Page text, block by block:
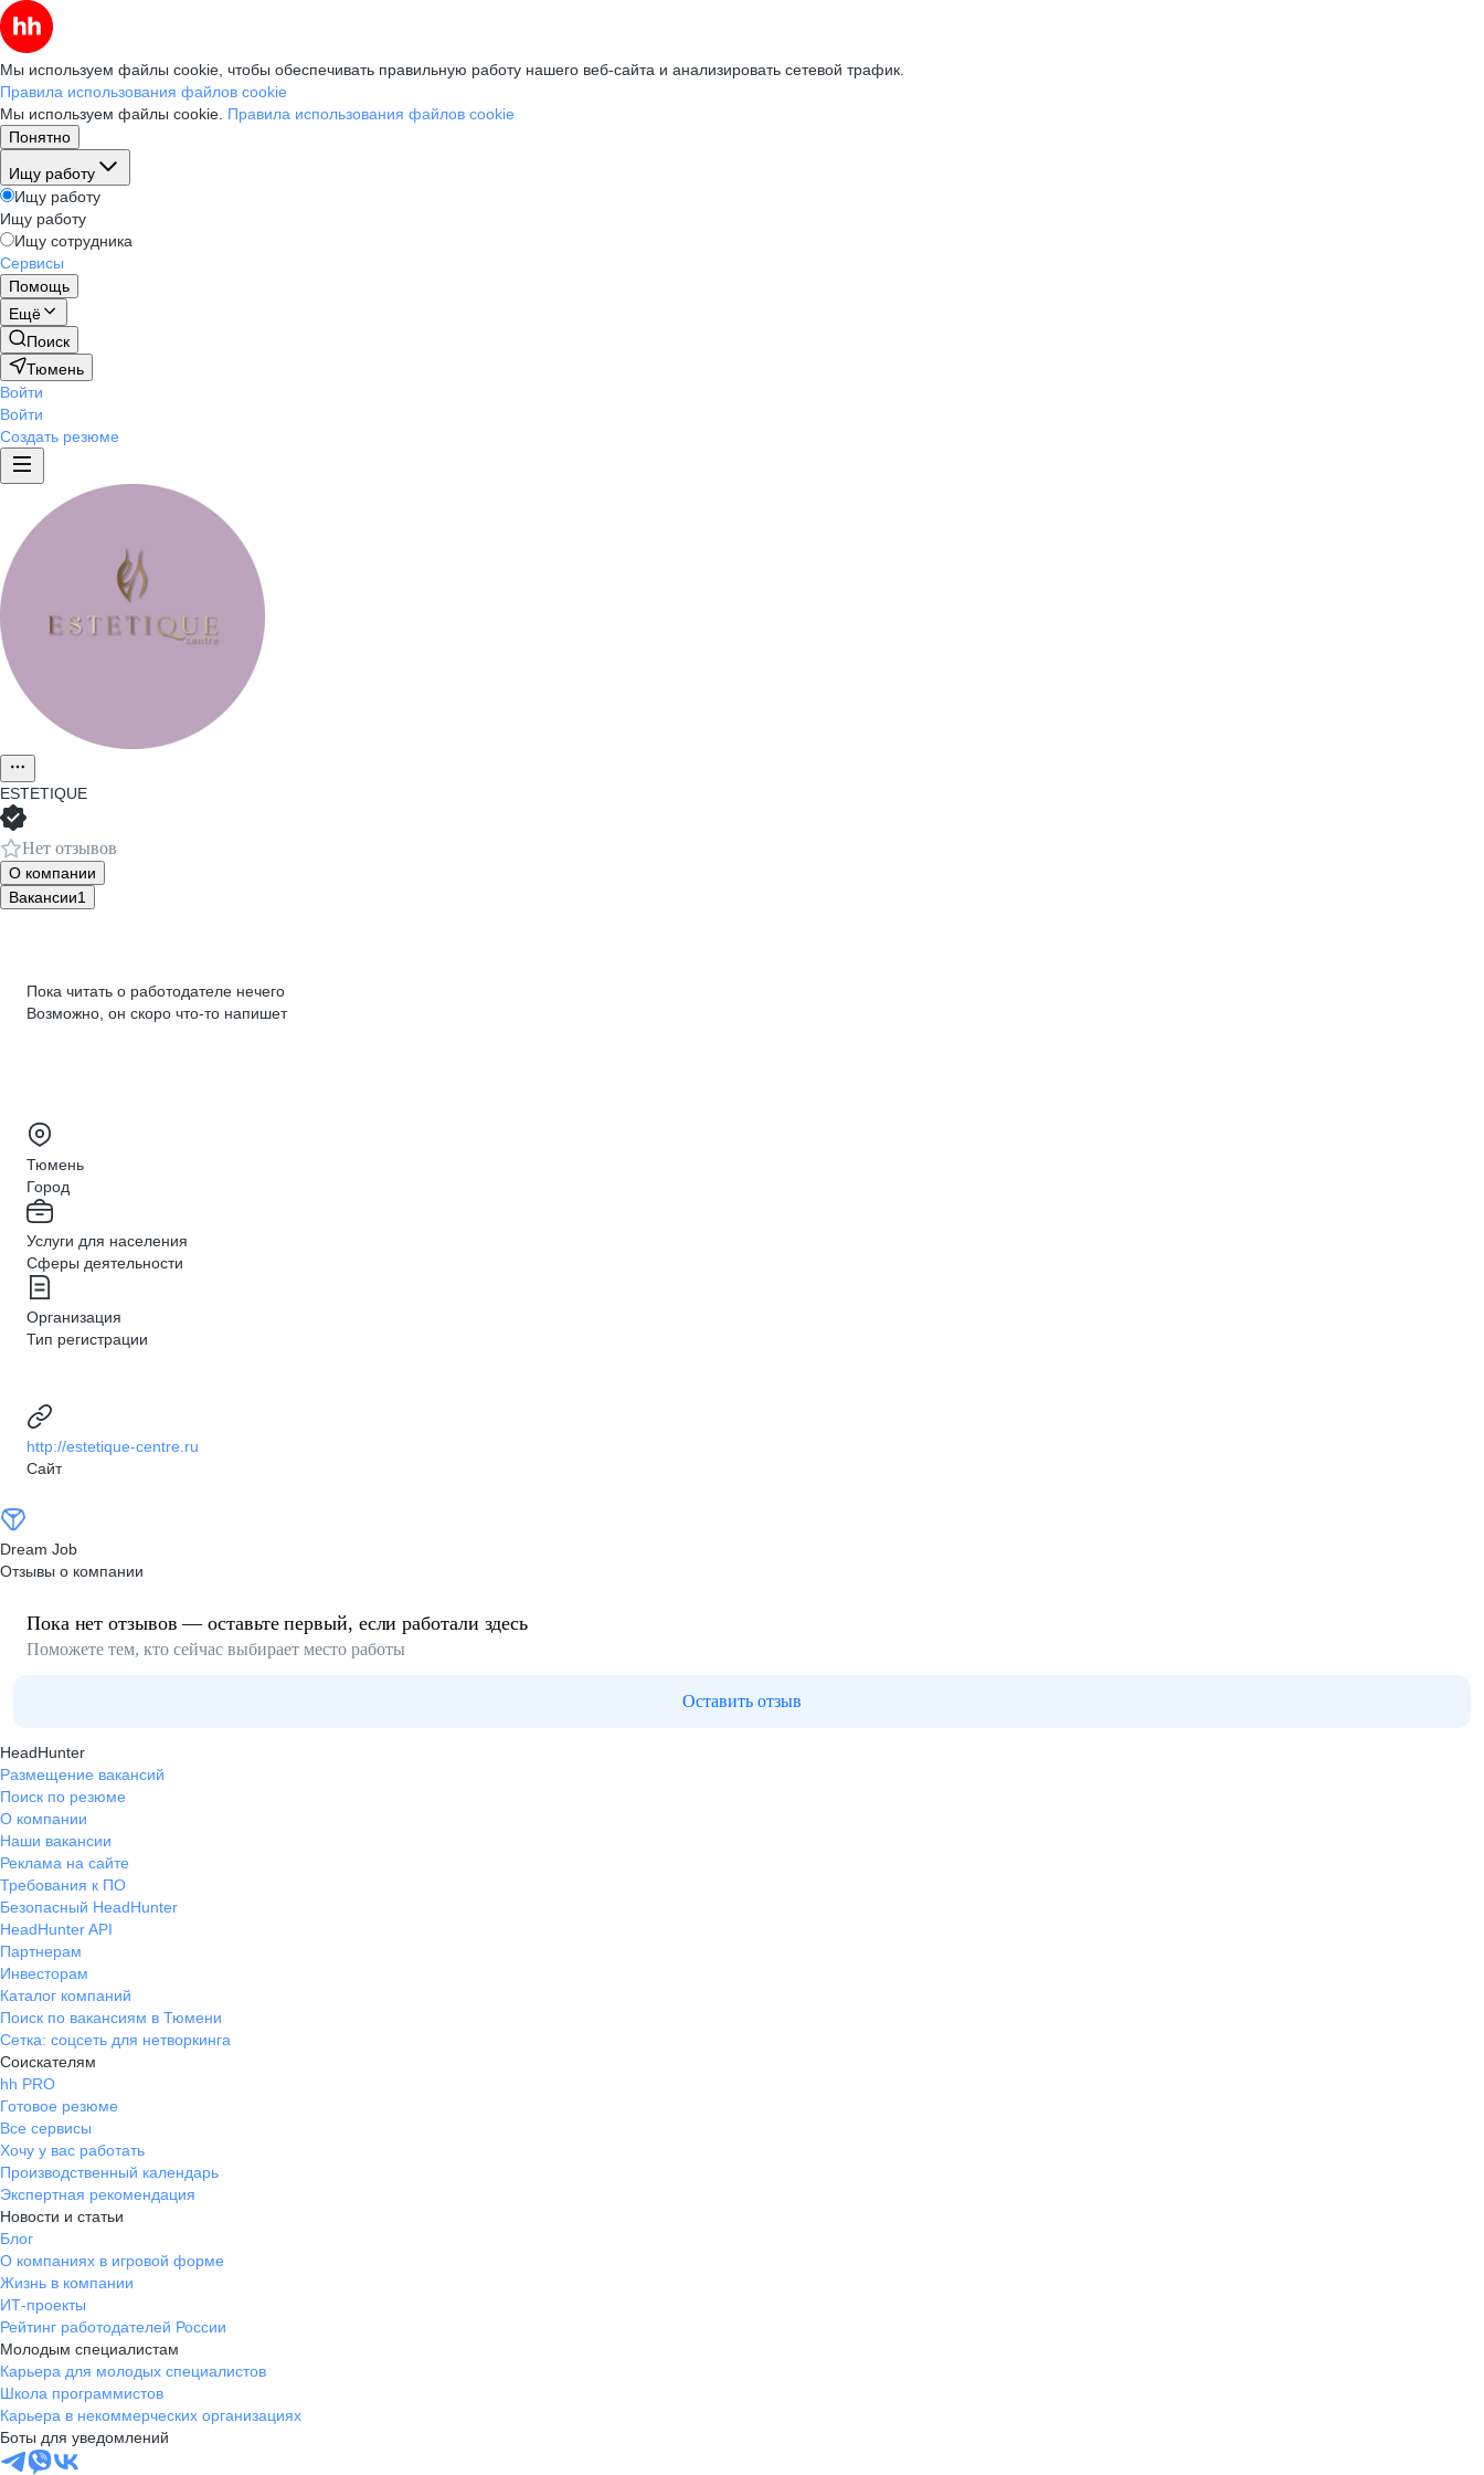
Мы используем файлы cookie, чтобы обеспечивать правильную работу нашего веб-сайта и анализировать сетевой трафик.
Правила использования файлов cookie
Мы используем файлы cookie. Правила использования файлов cookie
Понятно
Ищу работу
Ищу работу
Ищу работу
Ищу сотрудника
Сервисы
Помощь
Ещё
Поиск
Тюмень
Войти
Войти
Создать резюме
ESTETIQUE
Нет отзывов
О компании
Вакансии1
Пока читать о работодателе нечего
Возможно, он скоро что‑то напишет
Тюмень
Город
Услуги для населения
Сферы деятельности
Организация
Тип регистрации
http://estetique-centre.ru
Сайт
Dream Job
Отзывы о компании
Пока нет отзывов — оставьте первый, если работали здесь
Поможете тем, кто сейчас выбирает место работы
Оставить отзыв
HeadHunter
Размещение вакансий
Поиск по резюме
О компании
Наши вакансии
Реклама на сайте
Требования к ПО
Безопасный HeadHunter
HeadHunter API
Партнерам
Инвесторам
Каталог компаний
Поиск по вакансиям в Тюмени
Сетка: соцсеть для нетворкинга
Соискателям
hh PRO
Готовое резюме
Все сервисы
Хочу у вас работать
Производственный календарь
Экспертная рекомендация
Новости и статьи
Блог
О компаниях в игровой форме
Жизнь в компании
ИТ-проекты
Рейтинг работодателей России
Молодым специалистам
Карьера для молодых специалистов
Школа программистов
Карьера в некоммерческих организациях
Боты для уведомлений